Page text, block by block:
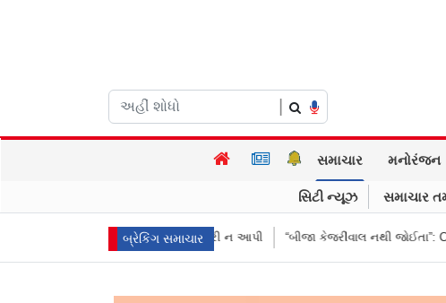
સમાચાર મનોરંજન
સિટી ન્યૂઝ સમાચાર
બ્રેકિંગ સમાચાર
મોકલાવ્યા પણ હાજરી ન આપી “બીજા કેજરીવાલ નથી જોઈતા”: CJPના અભિજીત